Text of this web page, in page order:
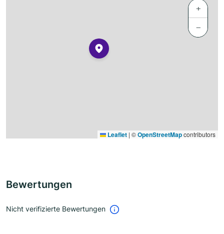
+
−
Leaflet | ©OpenStreetMapcontributors
Bewertungen
Nicht verifizierte Bewertungen